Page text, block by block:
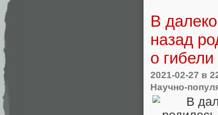
В
назад
о
2021-02-27 в
Научно-